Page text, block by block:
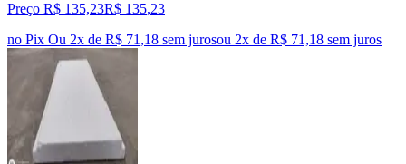
Preço R$ 135,23R$ 135,23
no Pix Ou 2x de R$ 71,18 sem jurosou 2x de R$ 71,18 sem juros